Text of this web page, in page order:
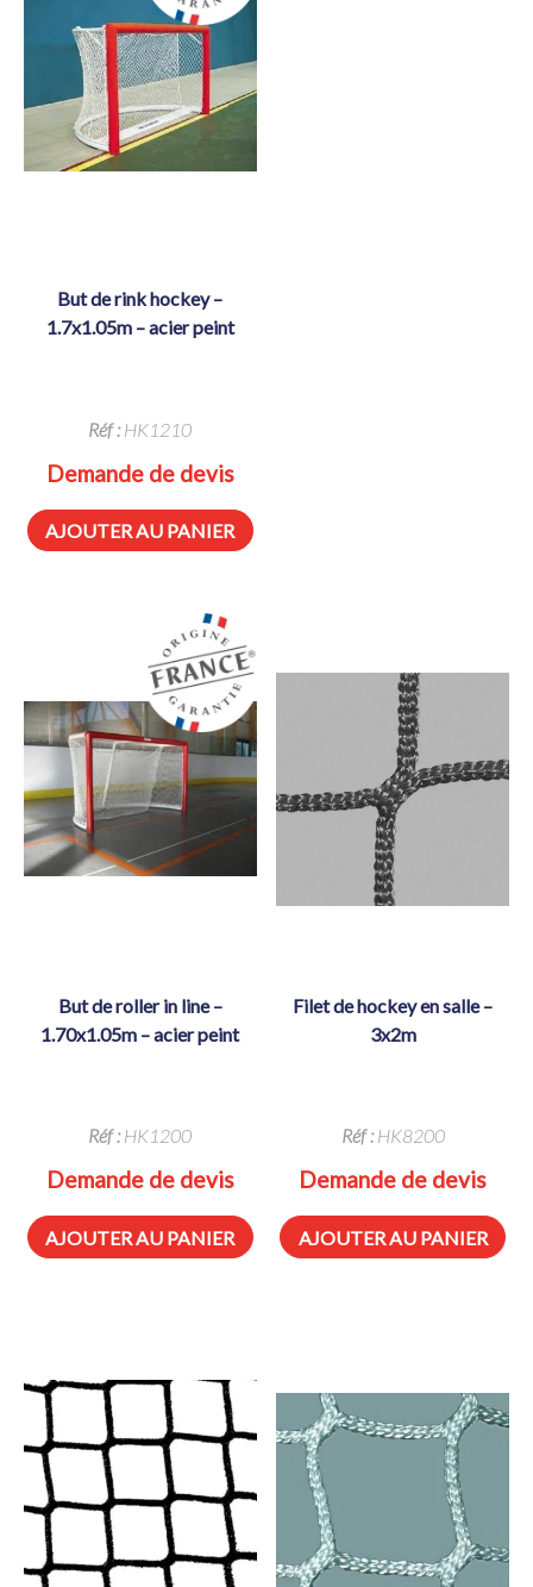
but de rink hockey –
1.7x1.05m – acier peint
Réf :HK1210
Demande de devis
AJOUTER AU PANIER
but de roller in line –
1.70x1.05m – acier peint
Réf :HK1200
Demande de devis
AJOUTER AU PANIER
filet de hockey en salle –
3x2m
Réf :HK8200
Demande de devis
AJOUTER AU PANIER